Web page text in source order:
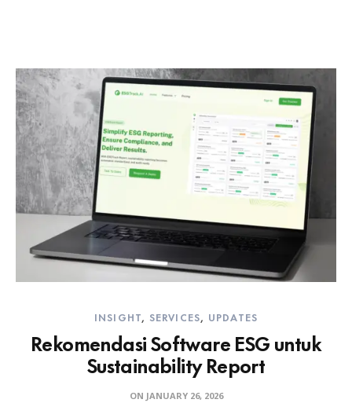
INSIGHT, SERVICES, UPDATES
Rekomendasi Software ESG untuk
Sustainability Report
ON JANUARY 26, 2026